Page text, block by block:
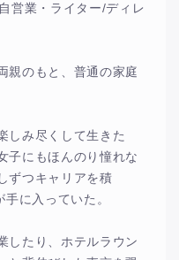
営業・ライター/ディレ
親のもと、普通の家庭
しみ尽くして生きた
子にもほんのり憧れな
ずつキャリアを積
に入っていた。
したり、ホテルラウン